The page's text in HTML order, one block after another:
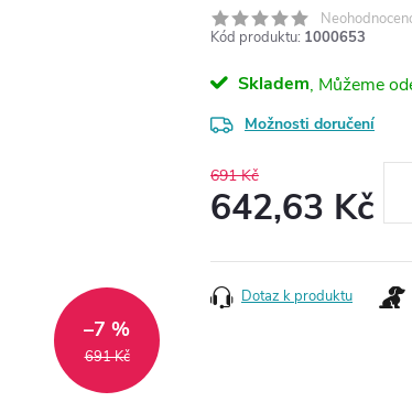
691 Kč
–7 %
Kód produktu: 1000653
Skladem
Možnosti doručení
691 Kč
642,63 Kč
cena:
Dotaz k produktu